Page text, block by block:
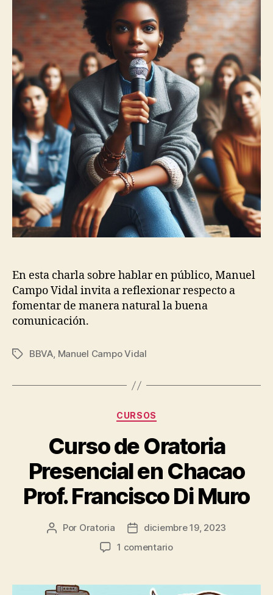
un
privilegio
que
deberíamos
aprovechar
En esta charla sobre hablar en público, Manuel
Campo Vidal invita a reflexionar respecto a
fomentar de manera natural la buena
comunicación.
Etiquetas
BBVA, Manuel Campo Vidal
Categorías
CURSOS
Curso de Oratoria
Presencial en Chacao
Prof. Francisco Di Muro
Autor
Por Oratoria
Fechadiciembre 19, 2023
1 comentarioen
Oratoria